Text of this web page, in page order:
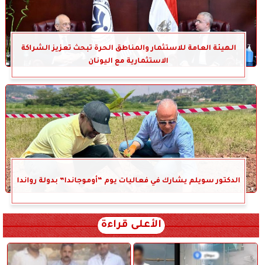
الهيئة العامة للاستثمار والمناطق الحرة تبحث تعزيز الشراكة
الاستثمارية مع اليونان
الدكتور سويلم يشارك في فعاليات يوم “أوموجاندا” بدولة رواندا
الأعلى قراءة